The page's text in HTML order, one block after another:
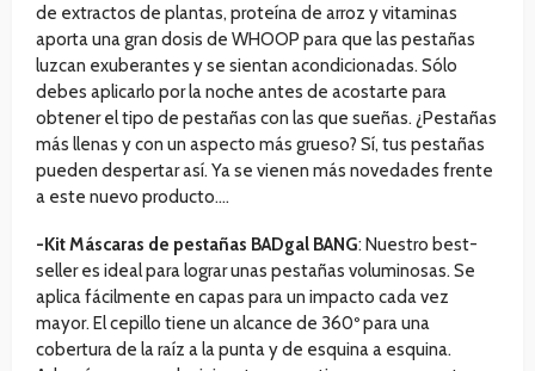
de extractos de plantas, proteína de arroz y vitaminas
aporta una gran dosis de WHOOP para que las pestañas
luzcan exuberantes y se sientan acondicionadas. Sólo
debes aplicarlo por la noche antes de acostarte para
obtener el tipo de pestañas con las que sueñas. ¿Pestañas
más llenas y con un aspecto más grueso? Sí, tus pestañas
pueden despertar así. Ya se vienen más novedades frente
a este nuevo producto….
-Kit Máscaras de pestañas BADgal BANG: Nuestro best-
seller es ideal para lograr unas pestañas voluminosas. Se
aplica fácilmente en capas para un impacto cada vez
mayor. El cepillo tiene un alcance de 360º para una
cobertura de la raíz a la punta y de esquina a esquina.